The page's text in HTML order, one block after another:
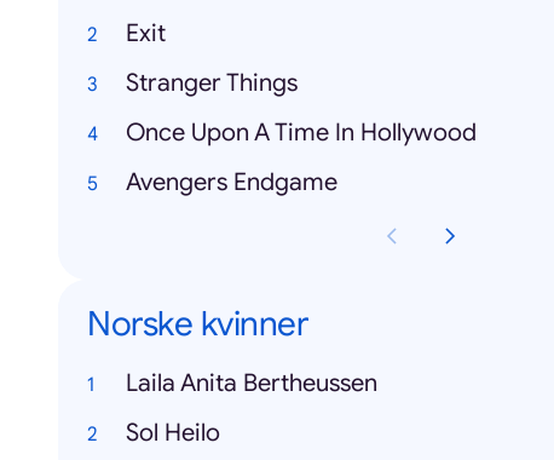
Exit
Stranger Things
Once Upon A Time In Hollywood
Avengers Endgame
Norske kvinner
Laila Anita Bertheussen
Sol Heilo